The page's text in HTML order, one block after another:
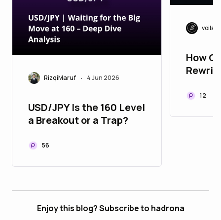
RizqiMaruf • 4 Jun 2026
USD/JPY Is the 160 Level
a Breakout or a Trap?
56
How
12
Enjoy this blog? Subscribe to hadrona